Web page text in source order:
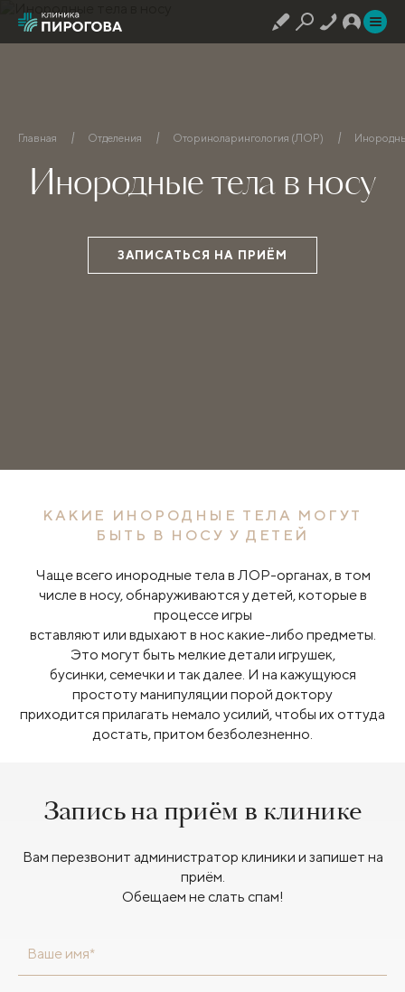
Главная Отделения Оториноларингология (ЛОР)
Инородные тела в носу
ЗАПИСАТЬСЯ НА ПРИЁМ
КАКИЕ ИНОРОДНЫЕ ТЕЛА МОГУТ
БЫТЬ В НОСУ У ДЕТЕЙ
Чаще всего инородные тела в ЛОР-органах, в том
числе в носу, обнаруживаются у детей, которые в
процессе игры
вставляют или вдыхают в нос какие-либо предметы.
Это могут быть мелкие детали игрушек,
бусинки, семечки и так далее. И на кажущуюся
простоту манипуляции порой доктору
приходится прилагать немало усилий, чтобы их оттуда
достать, притом безболезненно.
Запись на приём в клинике
Вам перезвонит администратор клиники и запишет на
приём.
Обещаем не слать спам!
Ваше имя*